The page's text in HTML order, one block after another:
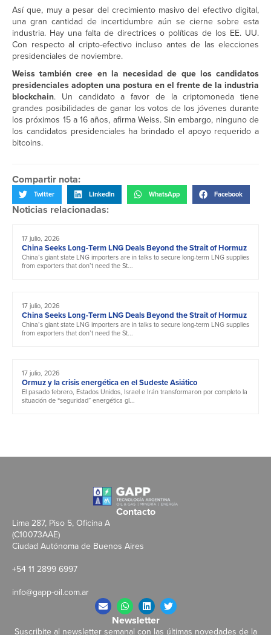
Así que, muy a pesar del crecimiento masivo del efectivo digital,
una gran cantidad de incertidumbre aún se cierne sobre esta
industria. Hay una falta de directrices o políticas de los EE. UU.
Con respecto al cripto-efectivo incluso antes de las elecciones
presidenciales de noviembre.
Weiss también cree en la necesidad de que los candidatos
presidenciales adopten una postura en el frente de la industria
blockchain. Un candidato a favor de la criptomoneda tiene
grandes posibilidades de ganar los votos de los jóvenes durante
los próximos 15 a 16 años, afirma Weiss. Sin embargo, ninguno de
los candidatos presidenciales ha brindado el apoyo requerido a
bitcoins.
Compartir nota:
Twitter LinkedIn WhatsApp Facebook
Noticias relacionadas:
17 julio, 2026
China Seeks Long-Term LNG Deals Beyond the Strait of Hormuz
China’s giant state LNG importers are in talks to secure long-term LNG supplies
from exporters that don’t need the St...
17 julio, 2026
China Seeks Long-Term LNG Deals Beyond the Strait of Hormuz
China’s giant state LNG importers are in talks to secure long-term LNG supplies
from exporters that don’t need the St...
17 julio, 2026
Ormuz y la crisis energética en el Sudeste Asiático
El pasado febrero, Estados Unidos, Israel e Irán transformaron por completo la
situación de “seguridad” energética gl...
Contacto
Lima 287, Piso 5, Oficina A
(C10073AAE)
Ciudad Autónoma de Buenos Aires
+54 11 2899 6997
info@gapp-oil.com.ar
Newsletter
Suscribite al newsletter semanal con las últimas novedades de la